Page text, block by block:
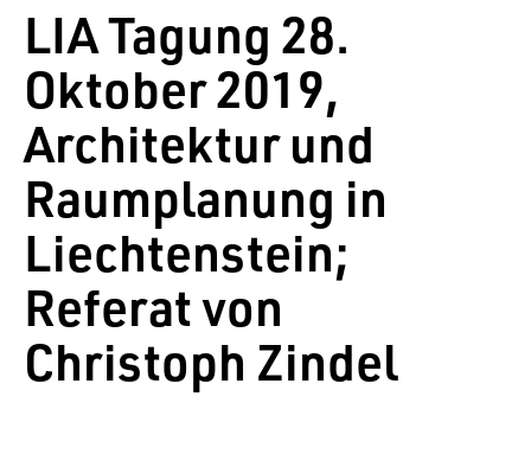
LIA Tagung 28.
Oktober 2019,
Architektur und
Raumplanung in
Liechtenstein;
Referat von
Christoph Zindel